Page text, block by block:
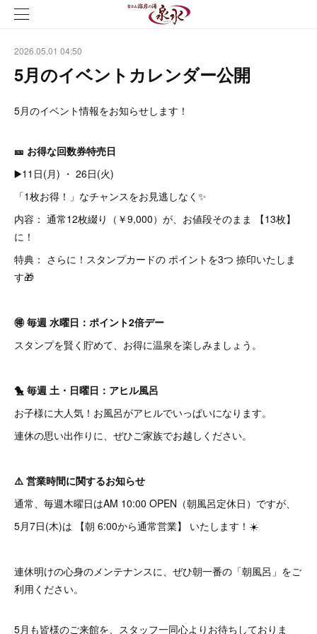
2026.05.01 04:50
5月のイベントカレンダー公開
5月のイベント情報をお知らせします！
🎫 お得な回数券特売日
▶️11日(月) ・ 26日(火)
「1枚お得！」なチャンスをお見逃しなく✨
内容： 通常12枚綴り（￥9,000）が、お値段そのまま 【13枚】
に！
特典： さらに！スタンプカードの ポイントを3つ 捺印いたしま
す🎁
🉐 毎週 水曜日：ポイント2倍デー
スタンプを賢く貯めて、お得に温泉を楽しみましょう。
🐤 毎週 土・日曜日：アヒル風呂
お子様に大人気！お風呂がアヒルでいっぱいになります。
連休の思い出作りに、ぜひご家族でお越しください。
⚠️ 営業時間に関するお知らせ
通常、毎週木曜日はAM 10:00 OPEN（朝風呂定休日）ですが、
5月7日(木)は 【朝 6:00から通常営業】 いたします！☀️
連休明けの心身のメンテナンスに、ぜひ朝一番の「朝風呂」をご
利用ください。
5月も皆様のご来館を、スタッフ一同心よりお待ちしておりま